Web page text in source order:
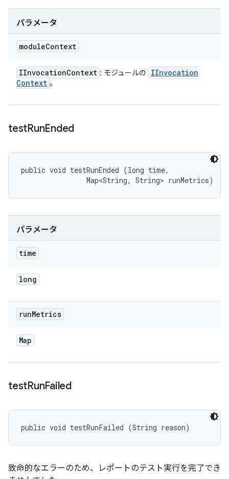
パラメータ
moduleContext
IInvocationContext : モジュールの
IInvocation
Context 。
testRunEnded
public void testRunEnded (long time,
                Map<String, String> runMetrics)
パラメータ
time
long
runMetrics
Map
testRunFailed
public void testRunFailed (String reason)
致命的なエラーのため、レポートのテスト実行を完了でき